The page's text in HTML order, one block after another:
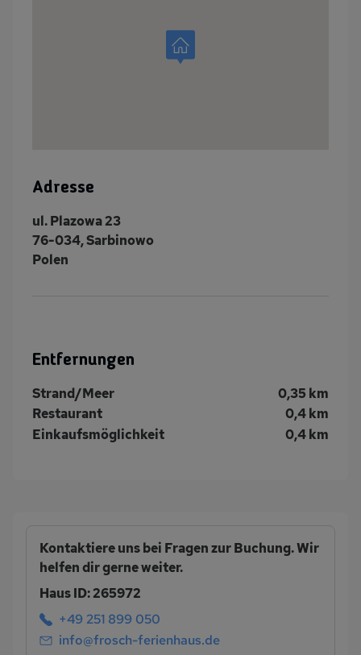
Adresse
ul. Plazowa 23
76-034, Sarbinowo
Polen
Entfernungen
Strand/Meer
0,35 km
Restaurant
0,4 km
Einkaufsmöglichkeit
0,4 km
Kontaktiere uns bei Fragen zur Buchung. Wir
helfen dir gerne weiter.
Haus ID: 265972
+49 251 899 050
info@frosch-ferienhaus.de